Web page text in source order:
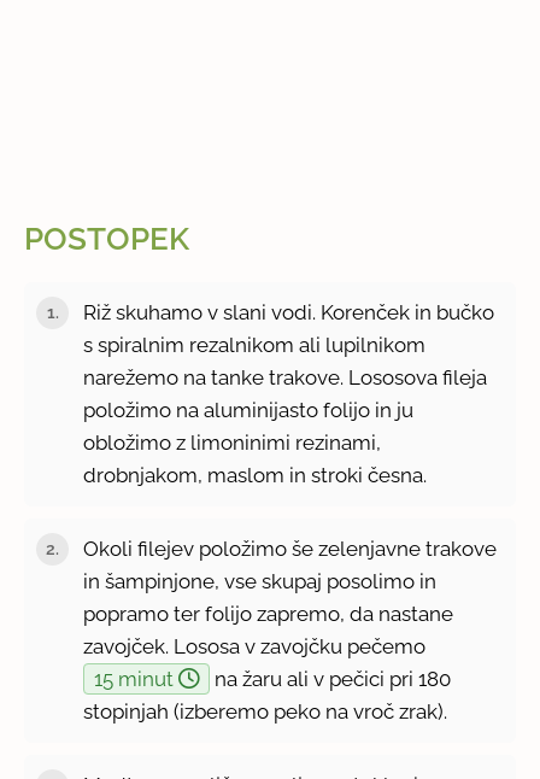
POSTOPEK
Riž skuhamo v slani vodi. Korenček in bučko
s spiralnim rezalnikom ali lupilnikom
narežemo na tanke trakove. Lososova fileja
položimo na aluminijasto folijo in ju
obložimo z limoninimi rezinami,
drobnjakom, maslom in stroki česna.
Okoli filejev položimo še zelenjavne trakove
in šampinjone, vse skupaj posolimo in
popramo ter folijo zapremo, da nastane
zavojček. Lososa v zavojčku pečemo
15 minut
na žaru ali v pečici pri 180
stopinjah (izberemo peko na vroč zrak).